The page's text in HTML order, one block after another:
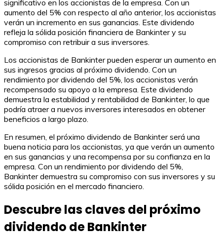
significativo en los accionistas de la empresa. Con un
aumento del 5% con respecto al año anterior, los accionistas
verán un incremento en sus ganancias. Este dividendo
refleja la sólida posición financiera de Bankinter y su
compromiso con retribuir a sus inversores.
Los accionistas de Bankinter pueden esperar un aumento en
sus ingresos gracias al próximo dividendo. Con un
rendimiento por dividendo del 5%, los accionistas verán
recompensado su apoyo a la empresa. Este dividendo
demuestra la estabilidad y rentabilidad de Bankinter, lo que
podría atraer a nuevos inversores interesados en obtener
beneficios a largo plazo.
En resumen, el próximo dividendo de Bankinter será una
buena noticia para los accionistas, ya que verán un aumento
en sus ganancias y una recompensa por su confianza en la
empresa. Con un rendimiento por dividendo del 5%,
Bankinter demuestra su compromiso con sus inversores y su
sólida posición en el mercado financiero.
Descubre las claves del próximo
dividendo de Bankinter